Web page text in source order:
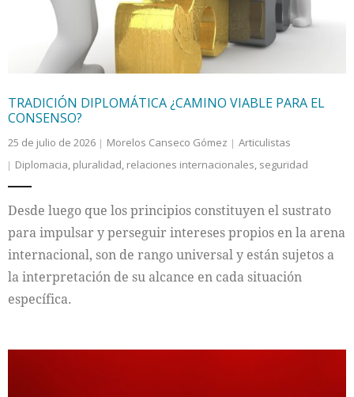
TRADICIÓN DIPLOMÁTICA ¿CAMINO VIABLE PARA EL
CONSENSO?
25 de julio de 2026 Morelos Canseco Gómez
Articulistas
Diplomacia, pluralidad, relaciones internacionales, seguridad
Desde luego que los principios constituyen el sustrato
para impulsar y perseguir intereses propios en la arena
internacional, son de rango universal y están sujetos a
la interpretación de su alcance en cada situación
específica.